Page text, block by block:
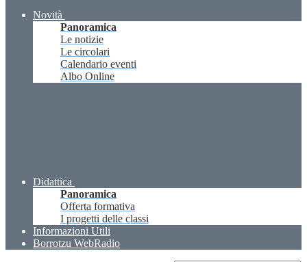
Novità
Panoramica
Le notizie
Le circolari
Calendario eventi
Albo Online
Didattica
Panoramica
Offerta formativa
I progetti delle classi
Informazioni Utili
Borrotzu WebRadio